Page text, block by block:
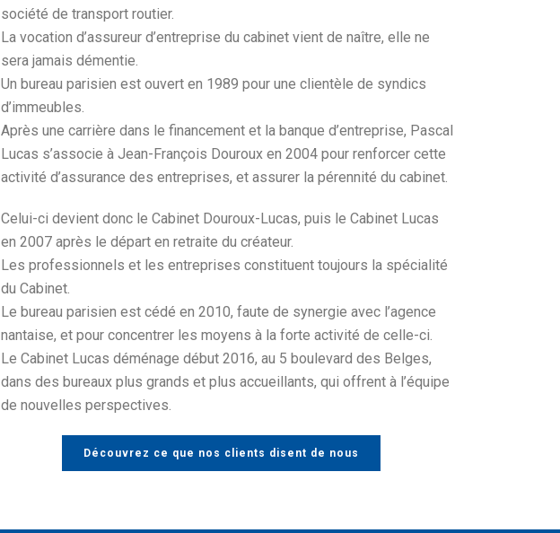
société de transport routier.
La vocation d’assureur d’entreprise du cabinet vient de naître, elle ne
sera jamais démentie.
Un bureau parisien est ouvert en 1989 pour une clientèle de syndics
d’immeubles.
Après une carrière dans le financement et la banque d’entreprise, Pascal
Lucas s’associe à Jean-François Douroux en 2004 pour renforcer cette
activité d’assurance des entreprises, et assurer la pérennité du cabinet.
Celui-ci devient donc le Cabinet Douroux-Lucas, puis le Cabinet Lucas
en 2007 après le départ en retraite du créateur.
Les professionnels et les entreprises constituent toujours la spécialité
du Cabinet.
Le bureau parisien est cédé en 2010, faute de synergie avec l’agence
nantaise, et pour concentrer les moyens à la forte activité de celle-ci.
Le Cabinet Lucas déménage début 2016, au 5 boulevard des Belges,
dans des bureaux plus grands et plus accueillants, qui offrent à l’équipe
de nouvelles perspectives.
Découvrez ce que nos clients disent de nous